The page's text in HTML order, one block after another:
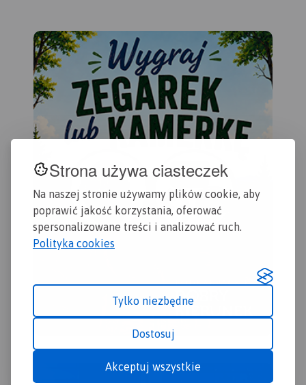
Strona używa ciasteczek
Na naszej stronie używamy plików cookie, aby
poprawić jakość korzystania, oferować
spersonalizowane treści i analizować ruch.
Polityka cookies
Tylko niezbędne
Dostosuj
Akceptuj wszystkie
wspinaczkowe, z których
słynie region i najważniejsze
atrakcje turystyczne.Rok
wydania: 2022
oznaczono czasy przejścia
na poszczególnych szlakach
turystycznych.
Rok wydania
2019